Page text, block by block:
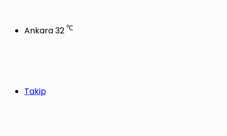
Ankara32 ℃
Takip